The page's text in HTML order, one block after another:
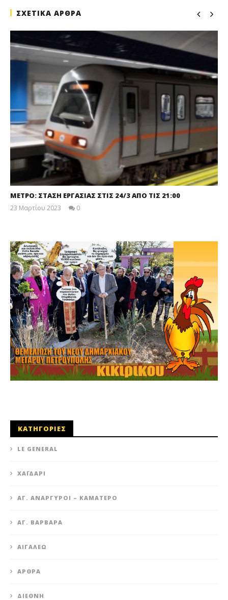
ΣΧΕΤΙΚΑ ΑΡΘΡΑ
ΜΕΤΡΟ: ΣΤΑΣΗ ΕΡΓΑΣΙΑΣ ΣΤΙΣ 24/3 ΑΠΟ ΤΙΣ 21:00
23 Μαρτίου 2023
0
ΚΑΤΗΓΟΡΙΕΣ
LE GENERAL
XΑΪΔΆΡΙ
ΆΓ. ΑΝΆΡΓΥΡΟΙ – KΑΜΑΤΕΡΌ
ΑΓ. ΒΑΡΒΆΡΑ
ΑΙΓΆΛΕΩ
ΆΡΘΡΑ
ΔΙΕΘΝΉ